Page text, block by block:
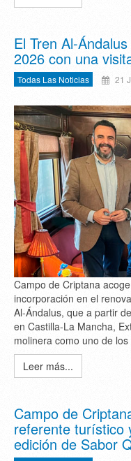
El Tren Al-
2026 con una
Todas Las Noticias 21
Campo de Criptana
incorporación en el
Al-Ándalus, que a partir
en Castilla-La Mancha,
molinera como uno de
Leer más...
Campo de
referente turístico
edición de Sabor